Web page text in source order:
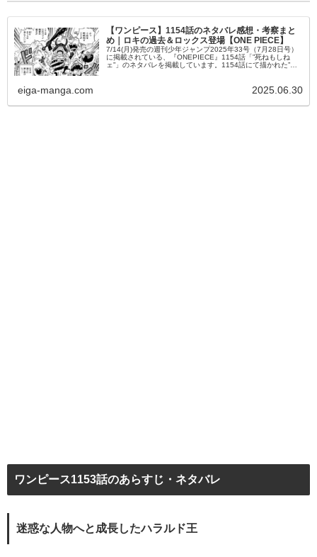
【ワンピース】1154話のネタバレ感想・考察まと
め｜ロキの過去＆ロックス登場【ONE PIECE】
7/14(月)発売の週刊少年ジャンプ2025年33号（7月28日号）
に掲載されている、『ONEPIECE』1154話「”死ねもしね
ェ”」のネタバレを掲載しています。1154話にて描かれた”呪
eiga-manga.com 2025.06.30
ワンピース1153話のあらすじ・ネタバレ
迷惑な人物へと成長したハラルド王